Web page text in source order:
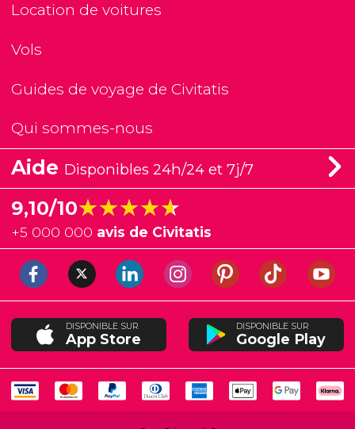
Location de voitures
Vols
Guides de voyage de Civitatis
Qui sommes-nous
Aide Disponibles 24h/24 et 7j/7
9,10/10★★★★★
★★★★★
+5 000 000 avis de Civitatis
DISPONIBLE SUR
App Store
DISPONIBLE SUR
Google Play